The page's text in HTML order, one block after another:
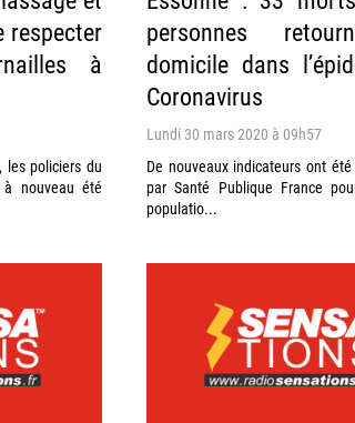
respecter
à
les policiers du
à nouveau été
personnes
domicile dans
Coronavirus
Lundi 30 mars 2020 à 09h57
De nouveaux indicateurs ont
par Santé Publique France
populatio...